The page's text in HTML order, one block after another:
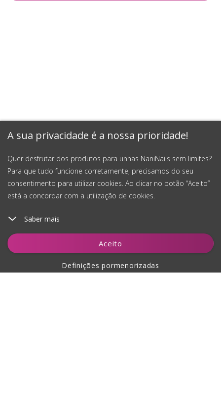
A sua privacidade é a nossa prioridade!
Quer desfrutar dos produtos para unhas NaniNails sem limites?
Para que tudo funcione corretamente, precisamos do seu
consentimento para utilizar cookies. Ao clicar no botão “Aceito”
está a concordar com a utilização de cookies.
Saber mais
Aceito
Definições pormenorizadas